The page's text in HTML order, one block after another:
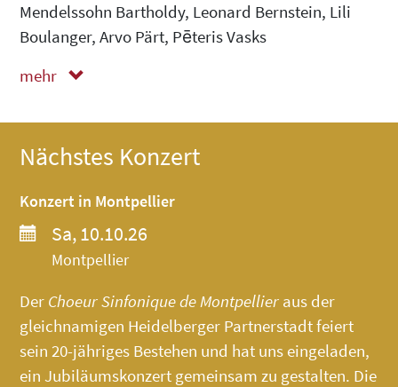
Mendelssohn Bartholdy, Leonard Bernstein, Lili
Boulanger, Arvo Pärt, Pēteris Vasks
mehr
Nächstes Konzert
Konzert in Montpellier
Sa, 10.10.26
Montpellier
Der Choeur Sinfonique de Montpellier aus der
gleichnamigen Heidelberger Partnerstadt feiert
sein 20-jähriges Bestehen und hat uns eingeladen,
ein Jubiläumskonzert gemeinsam zu gestalten. Die